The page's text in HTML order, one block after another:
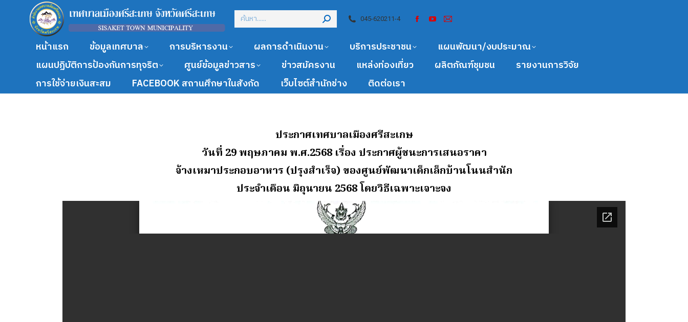
045-620211-4
หน้าแรก ข้อมูลเทศบาล การบริหารงาน ผลการดำเนินงาน บริการประชาชน
แผนพัฒนา/งบประมาณ
แผนปฏิบัติการป้องกันการทุจริต
ศูนย์ข้อมูลข่าวสาร ข่าวสมัครงาน แหล่งท่องเที่ยว ผลิตภัณฑ์ชุมชน
รายงานการวิจัย
การใช้จ่ายเงินสะสม
FACEBOOK สถานศึกษาในสังกัด เว็บไซต์สำนักช่าง ติดต่อเรา
ประกาศเทศบาลเมืองศรีสะเกษ
วันที่ 29 พฤษภาคม พ.ศ.2568 เรื่อง ประกาศผู้ชนะการเสนอราคา
จ้างเหมาประกอบอาหาร (ปรุงสําเร็จ) ของศูนย์พัฒนาเด็กเล็กบ้านโนนสํานัก
ประจําเดือน มิถุนายน 2568 โดยวิธีเฉพาะเจาะจง